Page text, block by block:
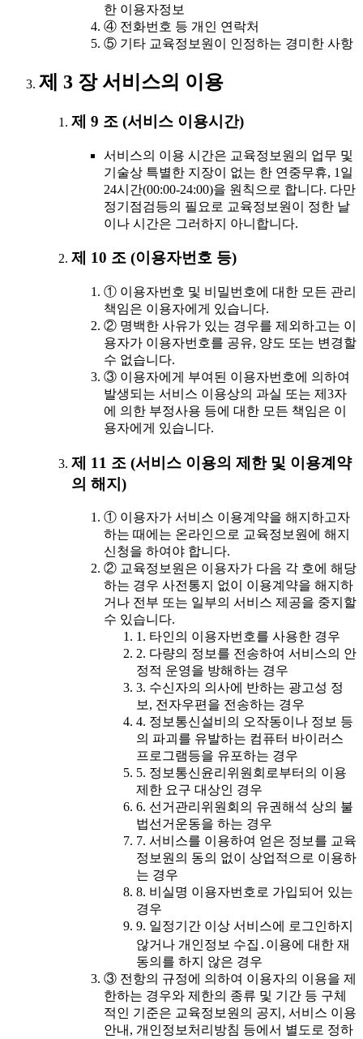
한 이용자정보
④ 전화번호 등 개인 연락처
⑤ 기타 교육정보원이 인정하는 경미한 사항
제 3 장 서비스의 이용
제 9 조 (서비스 이용시간)
서비스의 이용 시간은 교육정보원의 업무 및
기술상 특별한 지장이 없는 한 연중무휴, 1일
24시간(00:00-24:00)을 원칙으로 합니다. 다만
정기점검등의 필요로 교육정보원이 정한 날
이나 시간은 그러하지 아니합니다.
제 10 조 (이용자번호 등)
① 이용자번호 및 비밀번호에 대한 모든 관리
책임은 이용자에게 있습니다.
② 명백한 사유가 있는 경우를 제외하고는 이
용자가 이용자번호를 공유, 양도 또는 변경할
수 없습니다.
③ 이용자에게 부여된 이용자번호에 의하여
발생되는 서비스 이용상의 과실 또는 제3자
에 의한 부정사용 등에 대한 모든 책임은 이
용자에게 있습니다.
제 11 조 (서비스 이용의 제한 및 이용계약
의 해지)
① 이용자가 서비스 이용계약을 해지하고자
하는 때에는 온라인으로 교육정보원에 해지
신청을 하여야 합니다.
② 교육정보원은 이용자가 다음 각 호에 해당
하는 경우 사전통지 없이 이용계약을 해지하
거나 전부 또는 일부의 서비스 제공을 중지할
수 있습니다.
1. 타인의 이용자번호를 사용한 경우
2. 다량의 정보를 전송하여 서비스의 안
정적 운영을 방해하는 경우
3. 수신자의 의사에 반하는 광고성 정
보, 전자우편을 전송하는 경우
4. 정보통신설비의 오작동이나 정보 등
의 파괴를 유발하는 컴퓨터 바이러스
프로그램등을 유포하는 경우
5. 정보통신윤리위원회로부터의 이용
제한 요구 대상인 경우
6. 선거관리위원회의 유권해석 상의 불
법선거운동을 하는 경우
7. 서비스를 이용하여 얻은 정보를 교육
정보원의 동의 없이 상업적으로 이용하
는 경우
8. 비실명 이용자번호로 가입되어 있는
경우
9. 일정기간 이상 서비스에 로그인하지
않거나 개인정보 수집․이용에 대한 재
동의를 하지 않은 경우
③ 전항의 규정에 의하여 이용자의 이용을 제
한하는 경우와 제한의 종류 및 기간 등 구체
적인 기준은 교육정보원의 공지, 서비스 이용
안내, 개인정보처리방침 등에서 별도로 정하